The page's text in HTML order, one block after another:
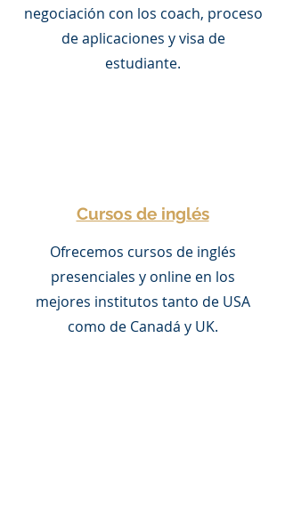
negociación con los coach, proceso
de aplicaciones y visa de
estudiante.
Cursos de inglés
Ofrecemos cursos de inglés
presenciales y online en los
mejores institutos tanto de USA
como de Canadá y UK.